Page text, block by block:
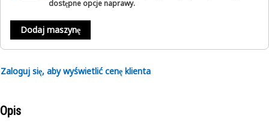
dostępne opcje naprawy.
Dodaj maszynę
Zaloguj się, aby wyświetlić cenę klienta
Opis